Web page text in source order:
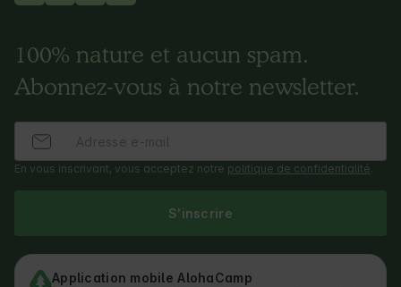
100% nature et aucun spam.
Abonnez-vous à notre newsletter.
En vous inscrivant, vous acceptez notre politique de confidentialité.
S'inscrire
Application mobile AlohaCamp